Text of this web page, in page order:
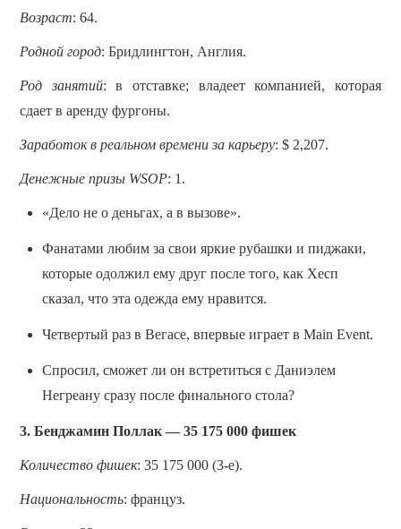
Возраст: 64.
Родной город: Бридлингтон, Англия.
Род занятий: в отставке; владеет компанией, которая
сдает в аренду фургоны.
Заработок в реальном времени за карьеру: $ 2,207.
Денежные призы WSOP: 1.
«Дело не о деньгах, а в вызове».
Фанатами любим за свои яркие рубашки и пиджаки,
которые одолжил ему друг после того, как Хесп
сказал, что эта одежда ему нравится.
Четвертый раз в Вегасе, впервые играет в Main Event.
Спросил, сможет ли он встретиться с Даниэлем
Негреану сразу после финального стола?
3. Бенджамин Поллак — 35 175 000 фишек
Количество фишек: 35 175 000 (3-е).
Национальность: француз.